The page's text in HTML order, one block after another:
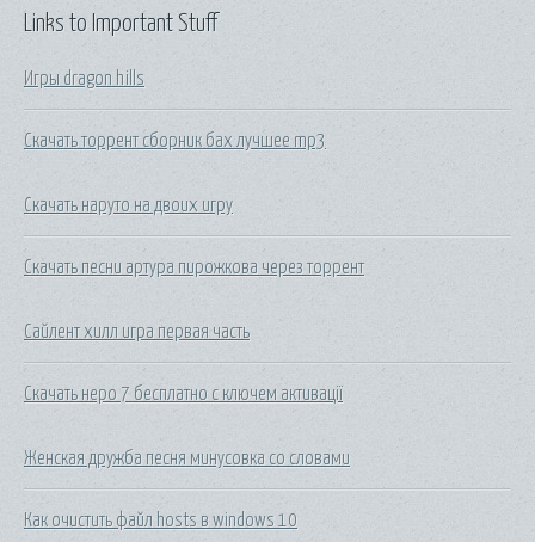
Links to Important Stuff
Игры dragon hills
Скачать торрент сборник бах лучшее mp3
Скачать наруто на двоих игру
Скачать песни артура пирожкова через торрент
Сайлент хилл игра первая часть
Скачать неро 7 бесплатно с ключем активації
Женская дружба песня минусовка со словами
Как очистить файл hosts в windows 10